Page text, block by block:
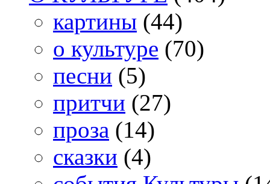
картины (44)
о культуре (70)
песни (5)
притчи (27)
проза (14)
сказки (4)